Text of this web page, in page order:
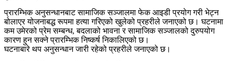
प्रारम्भिक अनुसन्धानबाट सामाजिक सञ्जालमा फेक आइडी प्रयोग गरी भेट्न
बोलाएर योजनाबद्ध रूपमा हत्या गरिएको खुलेको प्रहरीले जनाएको छ। घटनामा
कम उमेरको प्रेम सम्बन्ध, बदलाको भावना र सामाजिक सञ्जालको दुरुपयोग
कारण हुन सक्ने प्रारम्भिक निष्कर्ष निकालिएको छ।
घटनाबारे थप अनुसन्धान जारी रहेको प्रहरीले जनाएको छ।